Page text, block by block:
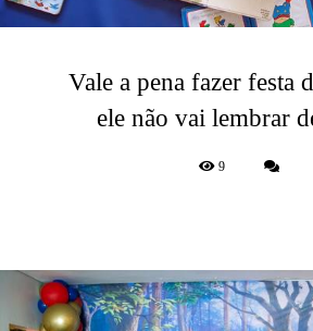
Vale a pena fazer festa
ele não vai lembrar
9